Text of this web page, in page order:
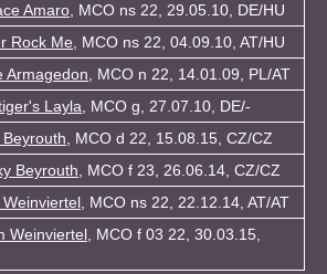
Amaro , MCO ns 22, 29.05.10, DE/HU
Rock Me , MCO ns 22, 04.09.10, AT/HU
Armagedon , MCO n 22, 14.01.09, PL/AT
Layla , MCO g, 27.07.10, DE/-
, MCO d 22, 15.08.15, CZ/CZ
Beyrouth , MCO f 23, 26.06.14, CZ/CZ
, MCO ns 22, 22.12.14, AT/AT
Weinviertel , MCO f 03 22, 30.03.15,